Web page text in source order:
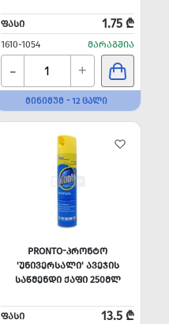
ᲤᲐᲡᲘ 1.75 ₾
1610-1054 ᲛᲐᲠᲐᲒᲨᲘᲐ
- +
ᲛᲘᲜᲘᲛᲣᲛ - 12 ᲪᲐᲚᲘ
PRONTO-ᲞᲠᲝᲜᲢᲝ
'ᲣᲜᲘᲕᲔᲠᲡᲐᲚᲘ' ᲐᲕᲔᲯᲘᲡ
ᲡᲐᲬᲛᲔᲜᲓᲘ ᲥᲐᲤᲘ 250ᲛᲚ
ᲤᲐᲡᲘ 13.5 ₾